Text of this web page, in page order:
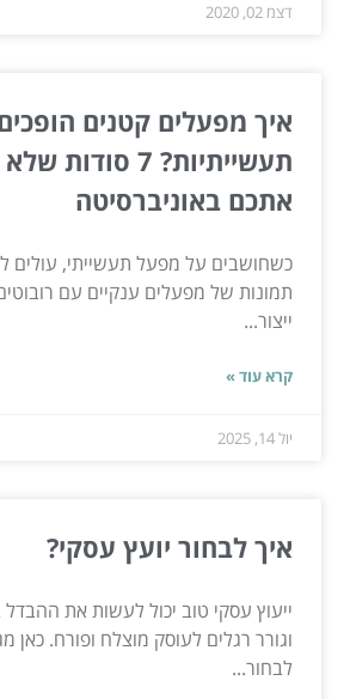
דצמ 02, 2020
איך מפעלים קטנים
תעשייתיות? 7
אתכם באוניברסיטה
כשחושבים על מפעל תעשייתי, עולים
תמונות של מפעלים ענקיים עם
ייצור...
קרא עוד »
יול 14, 2025
איך לבחור יועץ עסקי?
ייעוץ עסקי טוב יכול לעשות את
וגורר רגלים לעוסק מוצלח ופורח. כאן
לבחור...